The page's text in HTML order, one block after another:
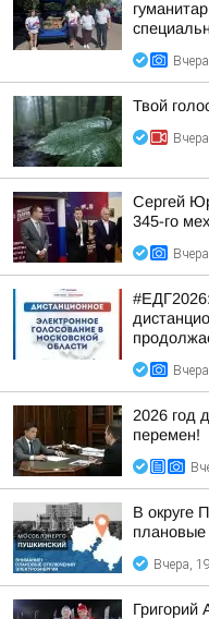
Твой
Сергей
345-го
2026 год
перемен!
В округе
плановые
Вчера,
Григорий